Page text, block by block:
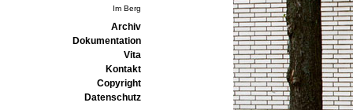
Im Berg
Archiv
Dokumentation
Vita
Kontakt
Copyright
Datenschutz